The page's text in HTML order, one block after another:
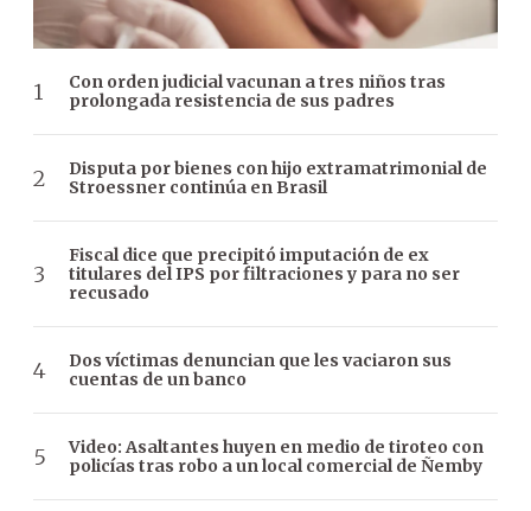
Con orden judicial vacunan a tres niños tras
prolongada resistencia de sus padres
Disputa por bienes con hijo extramatrimonial de
Stroessner continúa en Brasil
Fiscal dice que precipitó imputación de ex
titulares del IPS por filtraciones y para no ser
recusado
Dos víctimas denuncian que les vaciaron sus
cuentas de un banco
Video: Asaltantes huyen en medio de tiroteo con
policías tras robo a un local comercial de Ñemby